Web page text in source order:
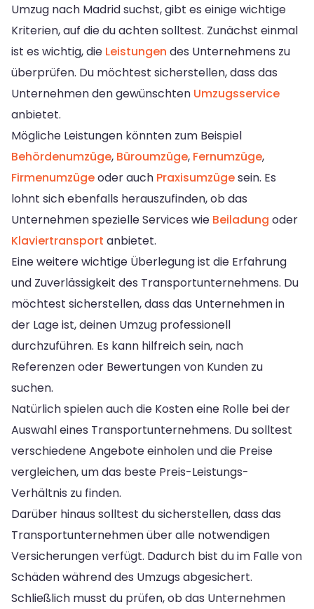
Umzug nach Madrid suchst, gibt es einige wichtige
Kriterien, auf die du achten solltest. Zunächst einmal
ist es wichtig, die Leistungen des Unternehmens zu
überprüfen. Du möchtest sicherstellen, dass das
Unternehmen den gewünschten Umzugsservice
anbietet.
Mögliche Leistungen könnten zum Beispiel
Behördenumzüge, Büroumzüge, Fernumzüge,
Firmenumzügeoder auch Praxisumzügesein. Es
lohnt sich ebenfalls herauszufinden, ob das
Unternehmen spezielle Services wie Beiladung oder
Klaviertransport anbietet.
Eine weitere wichtige Überlegung ist die Erfahrung
und Zuverlässigkeit des Transportunternehmens. Du
möchtest sicherstellen, dass das Unternehmen in
der Lage ist, deinen Umzug professionell
durchzuführen. Es kann hilfreich sein, nach
Referenzen oder Bewertungen von Kunden zu
suchen.
Natürlich spielen auch die Kosten eine Rolle bei der
Auswahl eines Transportunternehmens. Du solltest
verschiedene Angebote einholen und die Preise
vergleichen, um das beste Preis-Leistungs-
Verhältnis zu finden.
Darüber hinaus solltest du sicherstellen, dass das
Transportunternehmen über alle notwendigen
Versicherungen verfügt. Dadurch bist du im Falle von
Schäden während des Umzugs abgesichert.
Schließlich musst du prüfen, ob das Unternehmen